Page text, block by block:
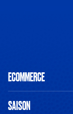
ECOMMERCE
SAISON